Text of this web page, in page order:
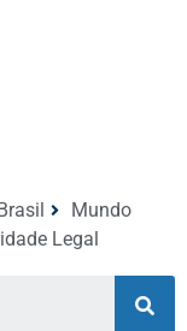
Mundo
Legal